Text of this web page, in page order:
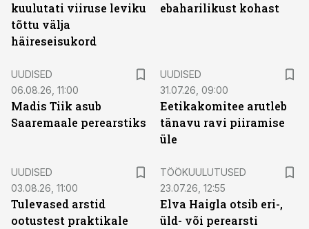
kuulutati viiruse leviku
tõttu välja
häireseisukord
ebaharilikust kohast
UUDISED
06.08.26, 11:00
Madis Tiik asub
Saaremaale perearstiks
UUDISED
31.07.26, 09:00
Eetikakomitee arutleb
tänavu ravi piiramise
üle
UUDISED
03.08.26, 11:00
Tulevased arstid
ootustest praktikale
TÖÖKUULUTUSED
23.07.26, 12:55
Elva Haigla otsib eri-,
üld- või perearsti